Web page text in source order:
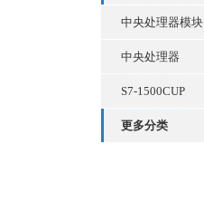
中央处理器模块
中央处理器
S7-1500CUP
更多分类